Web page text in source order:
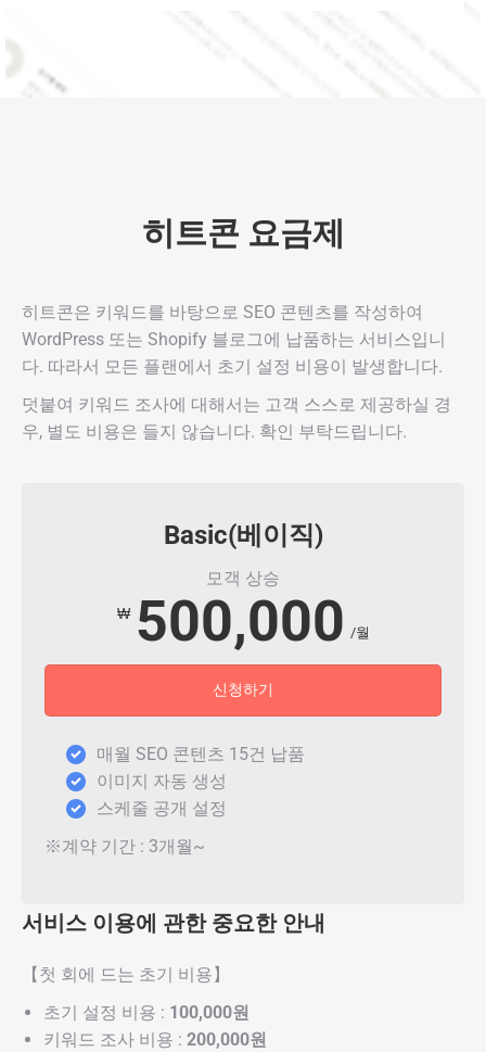
히트콘 요금제
히트콘은 키워드를 바탕으로 SEO 콘텐츠를 작성하여
WordPress 또는 Shopify 블로그에 납품하는 서비스입니
다. 따라서 모든 플랜에서 초기 설정 비용이 발생합니다.
덧붙여 키워드 조사에 대해서는 고객 스스로 제공하실 경
우, 별도 비용은 들지 않습니다. 확인 부탁드립니다.
Basic(베이직)
모객 상승
₩ 500,000 /월
신청하기
매월 SEO 콘텐츠 15건 납품
이미지 자동 생성
스케줄 공개 설정
※계약 기간 : 3개월~
서비스 이용에 관한 중요한 안내
【첫 회에 드는 초기 비용】
초기 설정 비용 : 100,000원
키워드 조사 비용 : 200,000원